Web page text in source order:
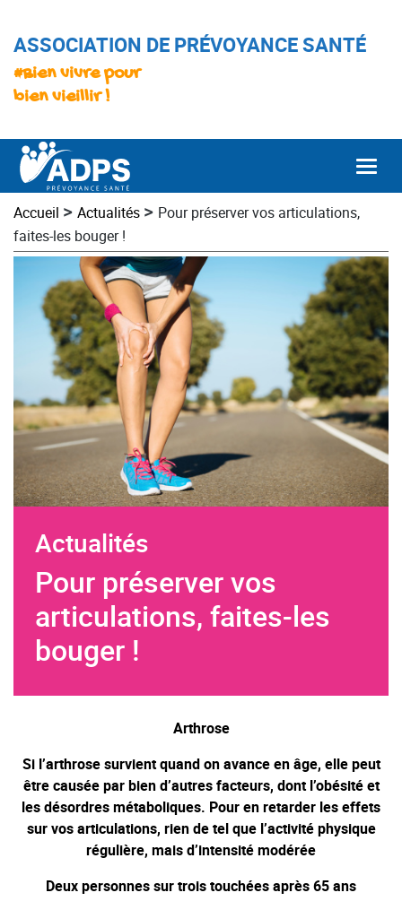
ASSOCIATION DE PRÉVOYANCE SANTÉ
#Bien vivre pour
bien vieillir !
Accueil > Actualités > Pour préserver vos articulations,
faites-les bouger !
Actualités
Pour préserver vos
articulations, faites-les
bouger !
Arthrose
Si l’arthrose survient quand on avance en âge, elle peut
être causée par bien d’autres facteurs, dont l’obésité et
les désordres métaboliques. Pour en retarder les effets
sur vos articulations, rien de tel que l’activité physique
régulière, mais d’intensité modérée
Deux personnes sur trois touchées après 65 ans